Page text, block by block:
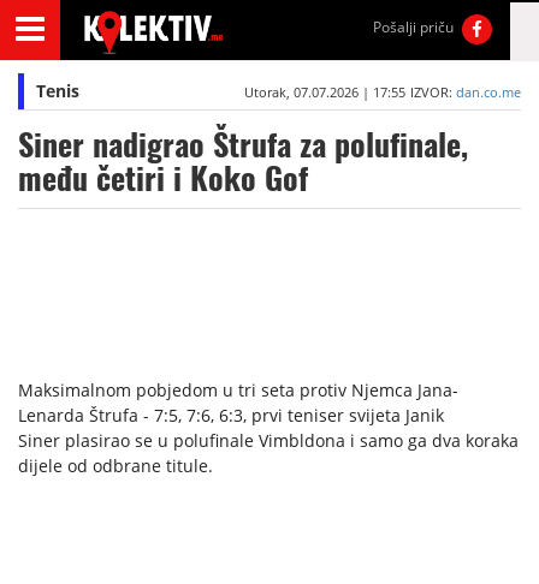
Pošalji priču
Tenis Utorak, 07.07.2026 | 17:55 IZVOR: dan.co.me
Siner nadigrao Štrufa za polufinale,
među četiri i Koko Gof
Maksimalnom pobjedom u tri seta protiv Njemca Jana-
Lenarda Štrufa - 7:5, 7:6, 6:3, prvi teniser svijeta Janik
Siner plasirao se u polufinale Vimbldona i samo ga dva koraka
dijele od odbrane titule.